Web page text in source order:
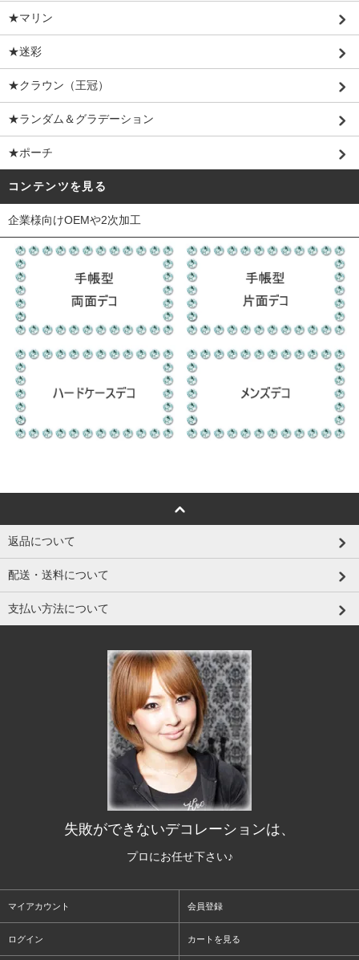
★マリン
★迷彩
★クラウン（王冠）
★ランダム＆グラデーション
★ポーチ
コンテンツを見る
企業様向けOEMや2次加工
返品について
配送・送料について
支払い方法について
失敗ができないデコレーションは、
プロにお任せ下さい♪
マイアカウント 会員登録
ログイン カートを見る